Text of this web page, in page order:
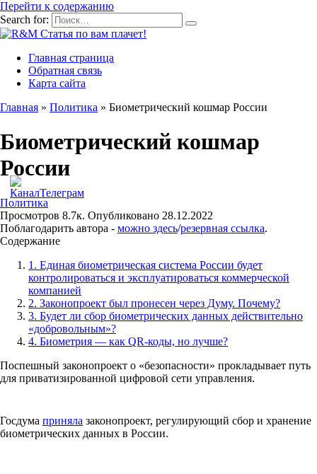
Перейти к содержанию
Search for:
Главная страница
Обратная связь
Карта сайта
Главная » Политика » Биометрический кошмар России
Биометрический кошмар
России
Политика
Просмотров 8.7к. Опубликовано 28.12.2022
Поблагодарить автора - можно здесь/резервная ссылка.
Содержание
1. Единая биометрическая система России будет
контролироваться и эксплуатироваться коммерческой
компанией
2. Законопроект был пронесен через Думу. Почему?
3. Будет ли сбор биометрических данных действительно
«добровольным»?
4. Биометрия — как QR-коды, но лучше?
Поспешный законопроект о «безопасности» прокладывает путь
для приватизированной цифровой сети управления.
Госдума приняла законопроект, регулирующий сбор и хранение
биометрических данных в России.